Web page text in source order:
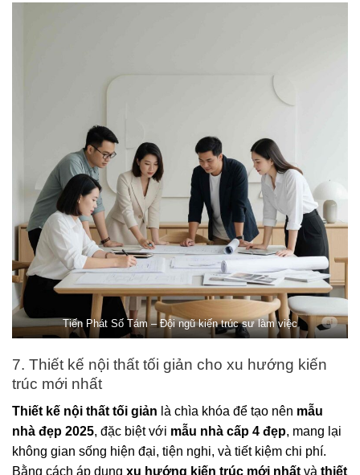
Tiến Phát Số Tám – Đội ngũ kiến trúc sư làm việc
7. Thiết kế nội thất tối giản cho xu hướng kiến
trúc mới nhất
Thiết kế nội thất tối giản là chìa khóa để tạo nên mẫu
nhà đẹp 2025, đặc biệt với mẫu nhà cấp 4 đẹp, mang lại
không gian sống hiện đại, tiện nghi, và tiết kiệm chi phí.
Bằng cách áp dụng xu hướng kiến trúc mới nhất và thiết